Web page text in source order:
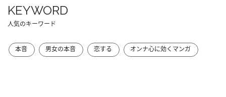
KEYWORD
人気のキーワード
本音 男女の本音 恋する オンナ心に効くマンガ